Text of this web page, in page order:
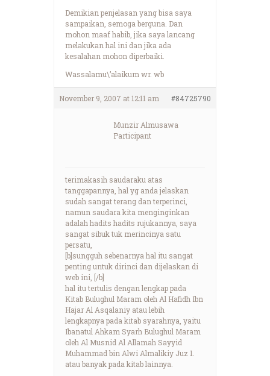
Demikian penjelasan yang bisa saya
sampaikan, semoga berguna. Dan
mohon maaf habib, jika saya lancang
melakukan hal ini dan jika ada
kesalahan mohon diperbaiki.
Wassalamu\’alaikum wr. wb
November 9, 2007 at 12:11 am #84725790
Munzir Almusawa
Participant
terimakasih saudaraku atas
tanggapannya, hal yg anda jelaskan
sudah sangat terang dan terperinci,
namun saudara kita menginginkan
adalah hadits hadits rujukannya, saya
sangat sibuk tuk merincinya satu
persatu,
[b]sungguh sebenarnya hal itu sangat
penting untuk dirinci dan dijelaskan di
web ini, [/b]
hal itu tertulis dengan lengkap pada
Kitab Bulughul Maram oleh Al Hafidh Ibn
Hajar Al Asqalaniy atau lebih
lengkapnya pada kitab syarahnya, yaitu
Ibanatul Ahkam Syarh Bulughul Maram
oleh Al Musnid Al Allamah Sayyid
Muhammad bin Alwi Almalikiy Juz 1.
atau banyak pada kitab lainnya.